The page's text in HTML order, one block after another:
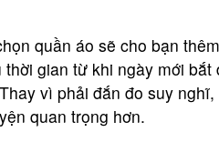
quần áo sẽ cho bạn
gian từ khi ngày mới
vì phải đắn đo suy
quan trọng hơn.